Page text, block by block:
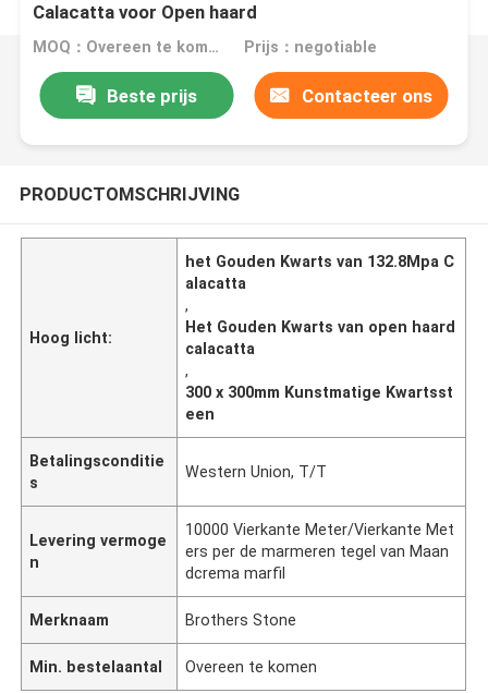
Calacatta voor Open haard
MOQ：Overeen te komen Prijs：negotiable
Beste prijs Contacteer ons
PRODUCTOMSCHRIJVING
Hoog licht:
het Gouden Kwarts van 132.8Mpa C
alacatta
,
Het Gouden Kwarts van open haard
calacatta
,
300 x 300mm Kunstmatige Kwartsst
een
Betalingsconditie
s
Western Union, T/T
Levering vermoge
n
10000 Vierkante Meter/Vierkante Met
ers per de marmeren tegel van Maan
dcrema marfil
Merknaam Brothers Stone
Min. bestelaantal Overeen te komen